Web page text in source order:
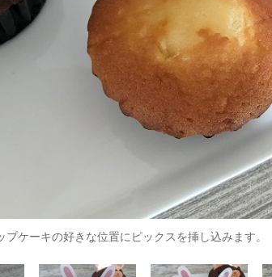
プケーキの好きな位置にピックスを挿し込みます。